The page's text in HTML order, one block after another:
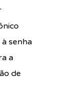
senha
a
de